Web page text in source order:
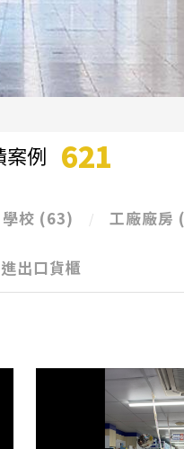
案例 621
校 (63) 工廠廠房
出口貨櫃